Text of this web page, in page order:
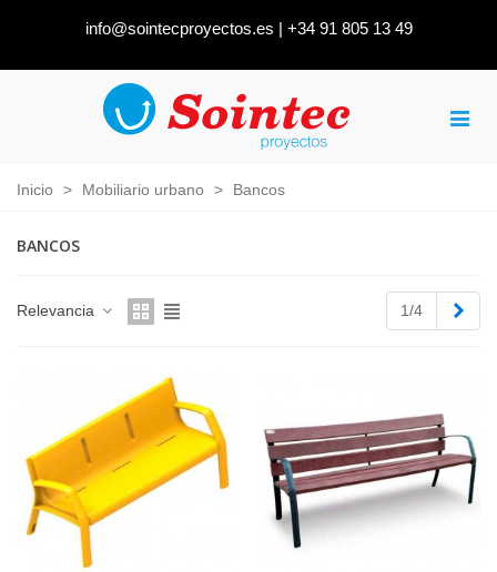
info@sointecproyectos.es | +34 91 805 13 49
Inicio > Mobiliario urbano > Bancos
BANCOS
Relevancia 1/4